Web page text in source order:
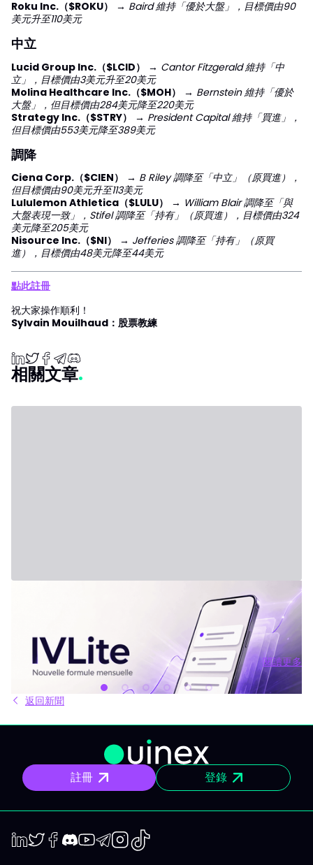
Roku Inc.（$ROKU）
→ Baird 維持「優於大盤」，目標價由90
美元升至110美元
中立
Lucid Group Inc.（$LCID） → Cantor Fitzgerald 維持「中
立」，目標價由3美元升至20美元
Molina Healthcare Inc.（$MOH）
→ Bernstein 維持「優於
大盤」，但目標價由284美元降至220美元
Strategy Inc.（$STRY）
→ President Capital 維持「買進」，
但目標價由553美元降至389美元
調降
Ciena Corp.（$CIEN） → B Riley 調降至「中立」（原買進），
但目標價由90美元升至113美元
Lululemon Athletica（$LULU）
→ William Blair 調降至「與
大盤表現一致」，Stifel 調降至「持有」（原買進），目標價由324
美元降至205美元
Nisource Inc.（$NI）
→ Jefferies 調降至「持有」（原買
進），目標價由48美元降至44美元
點此註冊
祝大家操作順利！
Sylvain Mouilhaud：股票教練
相關文章
IVLite：IVT 精華推播通知，每月僅需 29 歐元 簡明的投資方案、行
情簡報和回顧，直接傳送到你的手機和電腦，無其他額外內容。 問
題不是資訊不夠，而是太多。每天市場上有太多分析、互有矛盾的
觀點與訊號交錯。結果就是你不斷拖延，說「稍後再看」，最後只
能被動應對市場，而非主動掌握。 IVLite就是基於這種狀況誕生
的。單一簡單的方案，每月 29 歐元，只給你最重要的內容：IVT 精
華推播。 IVLite 究竟是什麼？ IVLite 就是獲得 IVT 推播通知的權
限。純粹內容，無多無少。 具體來說，你能在手機與電腦收到 IVT
訊、閱讀後，立即知道該注意什麼、關注理由為何。無須在資訊流
裏擔心雜亂、沒有多餘填充內容。 專門為想積極投資，但有工作、
有生活、沒辦法一整天盯著屏幕的人設計。 你會收到什麼？ 精準的
市場訊息 明確情境與重要點位，讓你一眼聚焦，不會分心。 明確規
劃 操作架構預先設好：需關注區域、預設劇本與失效臨界點。市場
開盤不再摸索，你已經有備而來。 短／中期簡報 行情動盪時把握波
場回顧 以資金流、流動性、投資人行為為依據，不是預設臆測、更
非外界雜音。 IVLite 典型一天 簡單舉例，一天會收到什麼： 07:45
晨間簡報 盤前訂下今日基調。 09:12 今日規劃，CAC 40 確定關鍵
位、預設劇本、以及無效點。 14:30 中期簡報，黃金 趨勢形成時，
閱讀更多
閱讀
返回新聞
註冊 登錄
Telegram
Instagram